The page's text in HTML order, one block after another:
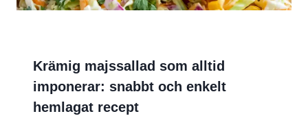
Krämig majssallad som alltid
imponerar: snabbt och enkelt
hemlagat recept